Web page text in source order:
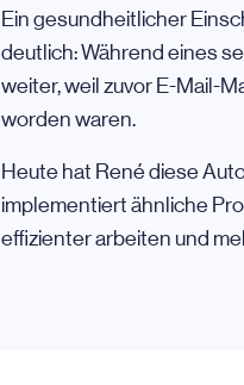
Ein gesundheitlicher
deutlich: Während eines
weiter, weil zuvor E-Mail-
worden waren.
Heute hat René diese
implementiert ähnliche
effizienter arbeiten und